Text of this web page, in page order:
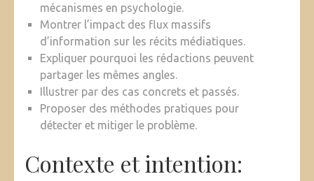
mécanismes en psychologie.
Montrer l’impact des flux massifs
d’information sur les récits médiatiques.
Expliquer pourquoi les rédactions peuvent
partager les mêmes angles.
Illustrer par des cas concrets et passés.
Proposer des méthodes pratiques pour
détecter et mitiger le problème.
Contexte et intention: